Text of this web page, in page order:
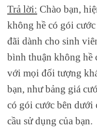
Trả lời: Chào bạn,
không hề có gói
đãi dành cho sinh
bình thuận không hề
với mọi đối tượng
bạn, như bảng giá
có gói cước bên dưới
cầu sử dụng của bạn.